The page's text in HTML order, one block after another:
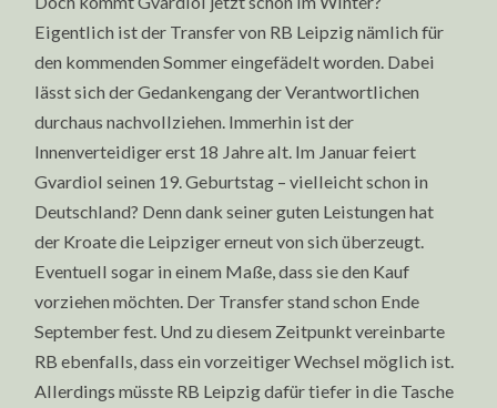
Eigentlich ist der Transfer von RB Leipzig nämlich für
den kommenden Sommer eingefädelt worden. Dabei
lässt sich der Gedankengang der Verantwortlichen
durchaus nachvollziehen. Immerhin ist der
Innenverteidiger erst 18 Jahre alt. Im Januar feiert
Gvardiol seinen 19. Geburtstag – vielleicht schon in
Deutschland? Denn dank seiner guten Leistungen hat
der Kroate die Leipziger erneut von sich überzeugt.
Eventuell sogar in einem Maße, dass sie den Kauf
vorziehen möchten. Der Transfer stand schon Ende
September fest. Und zu diesem Zeitpunkt vereinbarte
RB ebenfalls, dass ein vorzeitiger Wechsel möglich ist.
Allerdings müsste RB Leipzig dafür tiefer in die Tasche